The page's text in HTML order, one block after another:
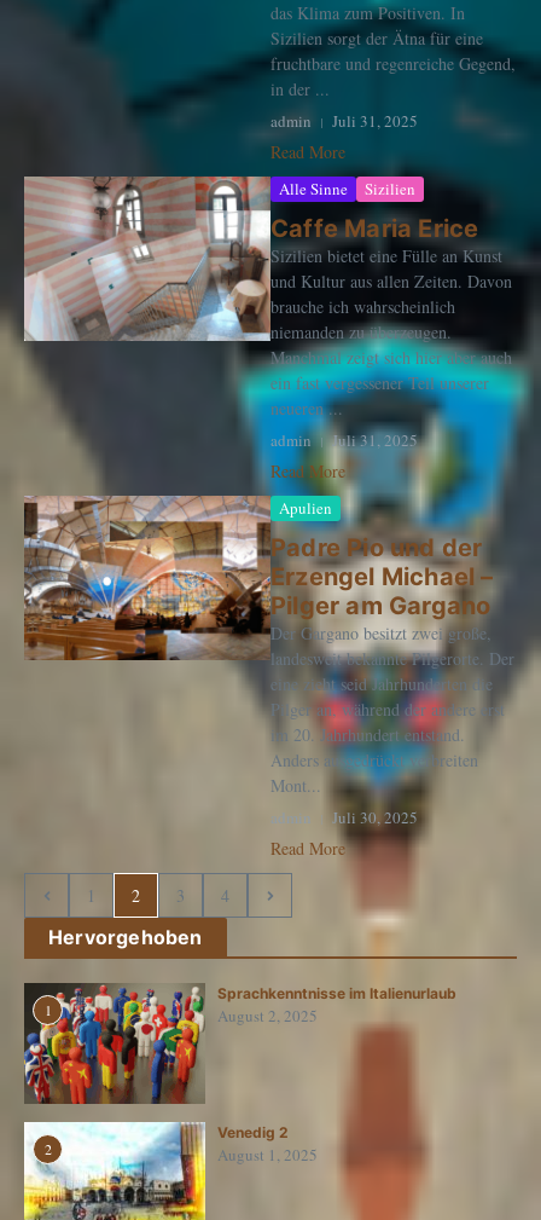
das Klima zum Positiven. In
Sizilien sorgt der Ätna für eine
fruchtbare und regenreiche Gegend,
in der ...
admin Juli 31, 2025
Read More
Alle Sinne Sizilien
Caffe Maria Erice
Sizilien bietet eine Fülle an Kunst
und Kultur aus allen Zeiten. Davon
brauche ich wahrscheinlich
niemanden zu überzeugen.
Manchmal zeigt sich hier aber auch
ein fast vergessener Teil unserer
neueren ...
admin Juli 31, 2025
Read More
Apulien
Padre Pio und der
Erzengel Michael –
Pilger am Gargano
Der Gargano besitzt zwei große,
landesweit bekannte Pilgerorte. Der
eine zieht seid Jahrhunderten die
Pilger an, während der andere erst
im 20. Jahrhundert entstand.
Anders ausgedrückt verbreiten
Mont...
admin Juli 30, 2025
Read More
1 2 3 4
Hervorgehoben
1
Sprachkenntnisse im Italienurlaub
August 2, 2025
2
Venedig 2
August 1, 2025